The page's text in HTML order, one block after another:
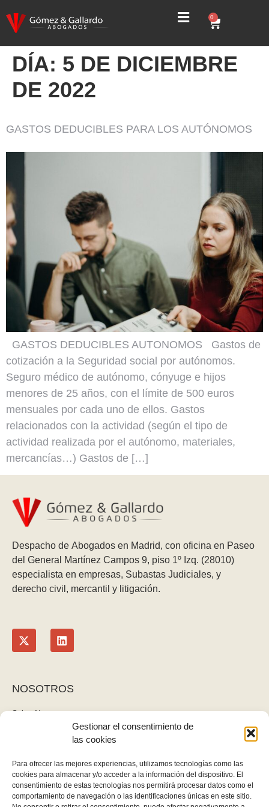
Gestionar el consentimiento de
las cookies
Para ofrecer las mejores experiencias, utilizamos tecnologías como las
cookies para almacenar y/o acceder a la información del dispositivo. El
consentimiento de estas tecnologías nos permitirá procesar datos como el
comportamiento de navegación o las identificaciones únicas en este sitio.
0
DÍA: 5 DE DICIEMBRE
DE 2022
GASTOS DEDUCIBLES PARA LOS AUTÓNOMOS
GASTOS DEDUCIBLES AUTONOMOS Gastos de
cotización a la Seguridad social por autónomos.
Seguro médico de autónomo, cónyuge e hijos
menores de 25 años, con el límite de 500 euros
mensuales por cada uno de ellos. Gastos
relacionados con la actividad (según el tipo de
actividad realizada por el autónomo, materiales,
mercancías…) Gastos de […]
Despacho de Abogados en Madrid, con oficina en Paseo
del General Martínez Campos 9, piso 1º Izq. (28010)
especialista en empresas, Subastas Judiciales, y
derecho civil, mercantil y litigación.
NOSOTROS
Sobre Nosotros
Política de privacidad
Aviso legal y cookies